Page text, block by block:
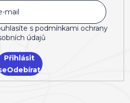
s podmínkami ochrany
údajů
Přihlásit